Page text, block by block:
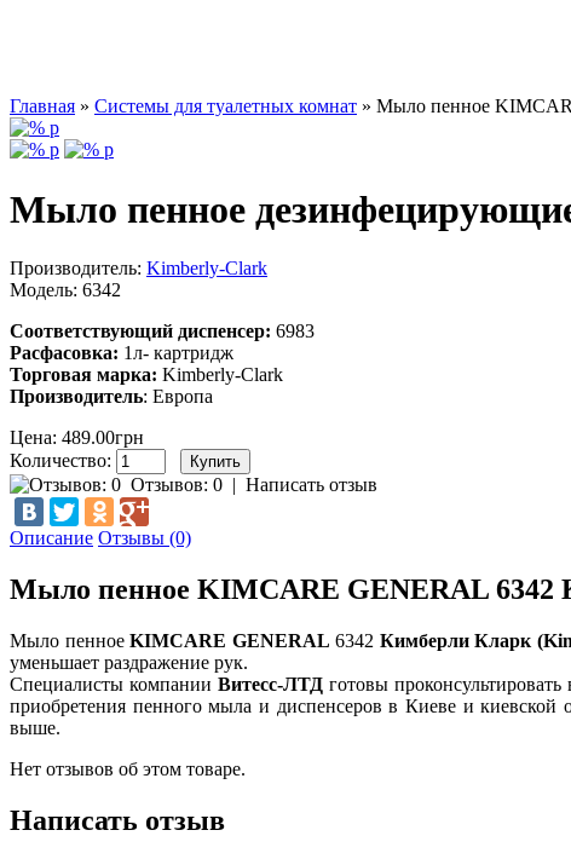
Главная » Системы для туалетных комнат » Мыло пенное
Мыло пенное
Производитель: Kimberly-Clark
Модель: 6342
Соответствующий диспенсер: 6983
Расфасовка: 1л- картридж
Торговая марка: Kimberly-Clark
Производитель: Европа
Цена: 489.00грн
Количество:
Отзывов: 0 | Написать отзыв
Описание Отзывы (0)
Мыло пенное KIMCARE GENERAL 6342
Мыло пенноеKIMCARE GENERAL 6342 Кимберли Кларк
уменьшает раздражение рук.
Специалисты компании Витесс-ЛТДготовы
приобретения пенного мыла и диспенсеров в Киеве и
выше.
Нет отзывов об этом товаре.
Написать отзыв